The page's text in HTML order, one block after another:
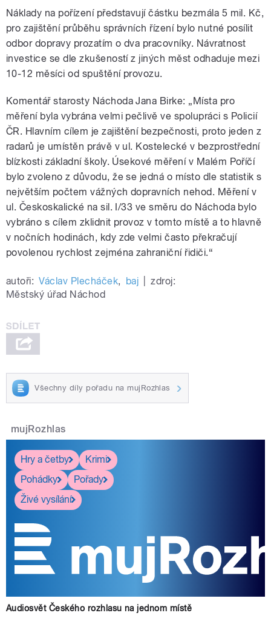
Náklady na pořízení představují částku bezmála 5 mil. Kč,
pro zajištění průběhu správních řízení bylo nutné posílit
odbor dopravy prozatím o dva pracovníky. Návratnost
investice se dle zkušeností z jiných měst odhaduje mezi
10-12 měsíci od spuštění provozu.
Komentář starosty Náchoda Jana Birke: „Místa pro
měření byla vybrána velmi pečlivě ve spolupráci s Policií
ČR. Hlavním cílem je zajištění bezpečnosti, proto jeden z
radarů je umístěn právě v ul. Kostelecké v bezprostřední
blízkosti základní školy. Úsekové měření v Malém Poříčí
bylo zvoleno z důvodu, že se jedná o místo dle statistik s
největším počtem vážných dopravních nehod. Měření v
ul. Českoskalické na sil. I/33 ve směru do Náchoda bylo
vybráno s cílem zklidnit provoz v tomto místě a to hlavně
v nočních hodinách, kdy zde velmi často překračují
povolenou rychlost zejména zahraniční řidiči.“
autoři: Václav Plecháček, baj
zdroj:
Městský úřad Náchod
Všechny díly pořadu na mujRozhlas
mujRozhlas
Hry a četby
Krimi
Pohádky
Pořady
Živé vysílání
Audiosvět Českého rozhlasu na jednom místě